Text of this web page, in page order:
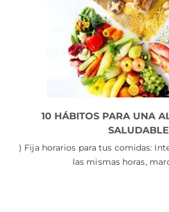
10 HÁBITOS PARA UNA
SALUDABLE
) Fija horarios para tus comidas:
las mismas horas,